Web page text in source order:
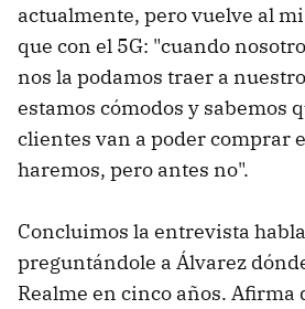
actualmente, pero vuelve al
que con el 5G: "cuando
nos la podamos traer a
estamos cómodos y sabemos
clientes van a poder comprar
haremos, pero antes no".
Concluimos la entrevista
preguntándole a Álvarez
Realme en cinco años. Afirma